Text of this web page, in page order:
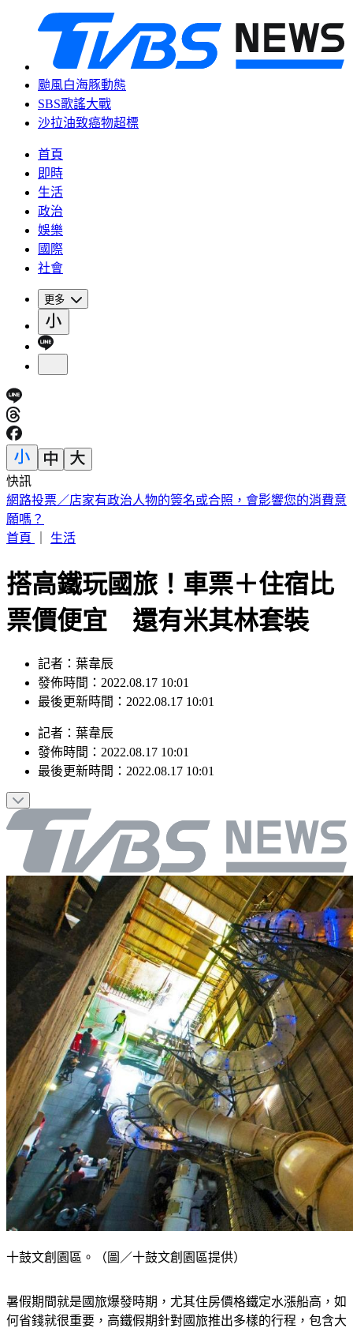
颱風白海豚動態
SBS歌謠大戰
沙拉油致癌物超標
首頁
即時
生活
政治
娛樂
國際
社會
更多
快訊
南港LaLaport爆意外！5樓巨型飛機裝置掉落 砸傷65歲婦
首頁 ｜
搭高鐵玩國旅！車票＋住宿比
票價便宜 還有米其林套裝
發佈時間：2022.08.17 10:01
最後更新時間：2022.08.17 10:01
發佈時間：2022.08.17 10:01
最後更新時間：2022.08.17 10:01
何省錢就很重要，高鐵假期針對國旅推出多樣的行程，包含大
省專案若4人成行，車票和住宿價格比來回票價還低，也推出